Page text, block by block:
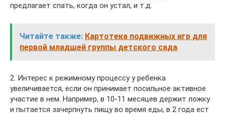
предлагает спать, когда он устал, и т.д.
Читайте также: Картотека подвижных игр для
первой младшей группы детского сада
2. Интерес к режимному процессу у ребенка
увеличивается, если он принимает посильное активное
участие в нем. Например, в 10-11 месяцев держит ложку
и пытается зачерпнуть пищу во время еды, в 2 года ест